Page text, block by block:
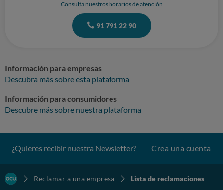
Consulta nuestros horarios de atención
91 791 22 90
Información para empresas
Descubra más sobre esta plataforma
Información para consumidores
Descubre más sobre nuestra plataforma
¿Quieres recibir nuestra Newsletter? Crea una cuenta
Reclamar a una empresa
Lista de reclamaciones